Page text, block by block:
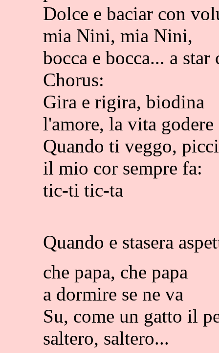
Dolce e baciar con
mia Nini, mia Nini,
bocca e bocca... a star
Chorus:
Gira e rigira, biodina
l'amore, la vita
Quando ti veggo,
il mio cor sempre fa:
tic-ti tic-ta
Quando e stasera
che papa, che papa
a dormire se ne va
Su, come un gatto il
saltero, saltero...